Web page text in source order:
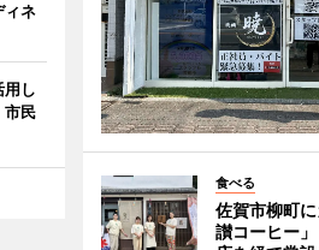
食べる
佐賀市柳町
讃コーヒー
ィネ
用し
民